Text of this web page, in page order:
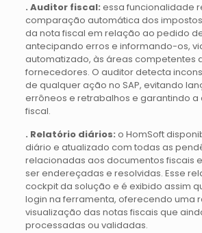
. Auditor fiscal: essa funcionalidade
comparação automática dos impostos
da nota fiscal em relação ao pedido
antecipando erros e informando-os,
automatizado, às áreas competentes
fornecedores. O auditor detecta
de qualquer ação no SAP, evitando
errôneos e retrabalhos e garantindo
fiscal.
. Relatório diários: o HomSoft
diário e atualizado com todas as
relacionadas aos documentos fiscais
ser endereçadas e resolvidas. Esse
cockpit da solução e é exibido assim
login na ferramenta, oferecendo uma
visualização das notas fiscais que
processadas ou validadas.